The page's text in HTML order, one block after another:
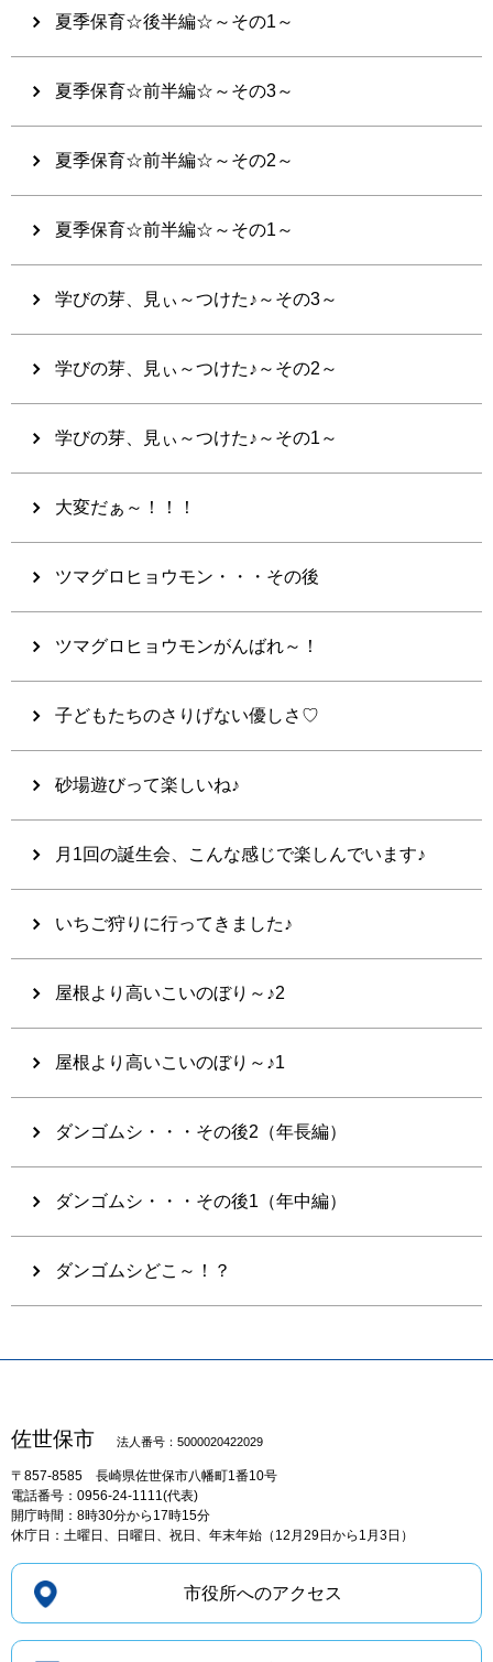
夏季保育☆後半編☆～その1～
夏季保育☆前半編☆～その3～
夏季保育☆前半編☆～その2～
夏季保育☆前半編☆～その1～
学びの芽、見ぃ～つけた♪～その3～
学びの芽、見ぃ～つけた♪～その2～
学びの芽、見ぃ～つけた♪～その1～
大変だぁ～！！！
ツマグロヒョウモン・・・その後
ツマグロヒョウモンがんばれ～！
子どもたちのさりげない優しさ♡
砂場遊びって楽しいね♪
月1回の誕生会、こんな感じで楽しんでいます♪
いちご狩りに行ってきました♪
屋根より高いこいのぼり～♪2
屋根より高いこいのぼり～♪1
ダンゴムシ・・・その後2（年長編）
ダンゴムシ・・・その後1（年中編）
ダンゴムシどこ～！？
佐世保市 法人番号：5000020422029
〒857-8585 長崎県佐世保市八幡町1番10号
電話番号：0956-24-1111(代表)
開庁時間：8時30分から17時15分
休庁日：土曜日、日曜日、祝日、年末年始（12月29日から1月3日）
市役所へのアクセス